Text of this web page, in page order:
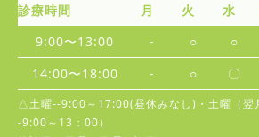
診療時間 月 火 水
9:00〜13:00
- ○ ○
14:00〜18:00
- ○ 〇
△土曜--9:00～17:00(昼休みなし)・土曜（翌
-9:00～13：00）